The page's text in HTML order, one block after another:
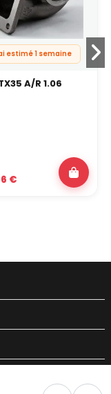
estimé 1 semaine
A/R 1.06
€